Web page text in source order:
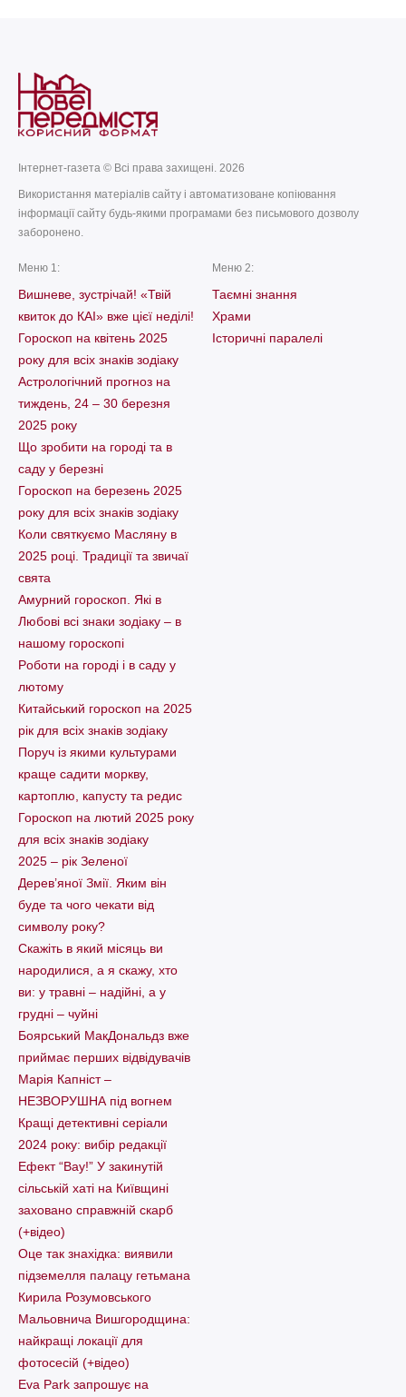
Інтернет-газета © Всі права захищені. 2026
Використання матеріалів сайту і автоматизоване копіювання
інформації сайту будь-якими програмами без письмового дозволу
заборонено.
Меню 1:
Вишневе, зустрічай! «Твій
квиток до КАІ» вже цієї неділі!
Гороскоп на квітень 2025
року для всіх знаків зодіаку
Астрологічний прогноз на
тиждень, 24 – 30 березня
2025 року
Що зробити на городі та в
саду у березні
Гороскоп на березень 2025
року для всіх знаків зодіаку
Коли святкуємо Масляну в
2025 році. Традиції та звичаї
свята
Амурний гороскоп. Які в
Любові всі знаки зодіаку – в
нашому гороскопі
Pоботи на городі і в саду у
лютому
Китайський гороскоп на 2025
рік для всіх знаків зодіаку
Поруч із якими культурами
краще садити моркву,
картоплю, капусту та редис
Гороскоп на лютий 2025 року
для всіх знаків зодіаку
2025 – рік Зеленої
Дерев’яної Змії. Яким він
буде та чого чекати від
символу року?
Скажіть в який місяць ви
народилися, а я скажу, хто
ви: у травні – надійні, а у
грудні – чуйні
Боярський МакДональдз вже
приймає перших відвідувачів
Марія Капніст –
НЕЗВОРУШНА під вогнем
Кращі детективні серіали
2024 року: вибір редакції
Ефект “Вау!” У закинутій
сільській хаті на Київщині
заховано справжній скарб
(+відео)
Оце так знахідка: виявили
підземелля палацу гетьмана
Кирила Розумовського
Мальовнича Вишгородщина:
найкращі локації для
фотосесій (+відео)
Eva Park запрошує на
Меню 2:
Таємні знання
Храми
Історичні паралелі